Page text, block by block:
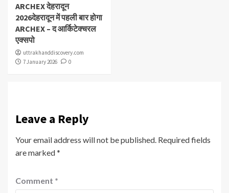
ARCHEX देहरादून
2026देहरादून में पहली बार होगा
ARCHEX – द आर्किटेक्चरल
एक्सपो
uttrakhanddiscovery.com
7 January 2026
0
Leave a Reply
Your email address will not be published. Required fields
are marked*
Comment *